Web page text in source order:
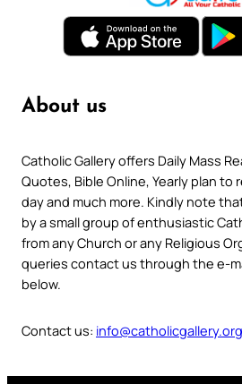
About us
Catholic Gallery offers Daily Mass
Quotes, Bible Online, Yearly plan to
day and much more. Kindly note
by a small group of enthusiastic
from any Church or any Religious
queries contact us through the e-
below.
Contact us: info@catholicgallery.org